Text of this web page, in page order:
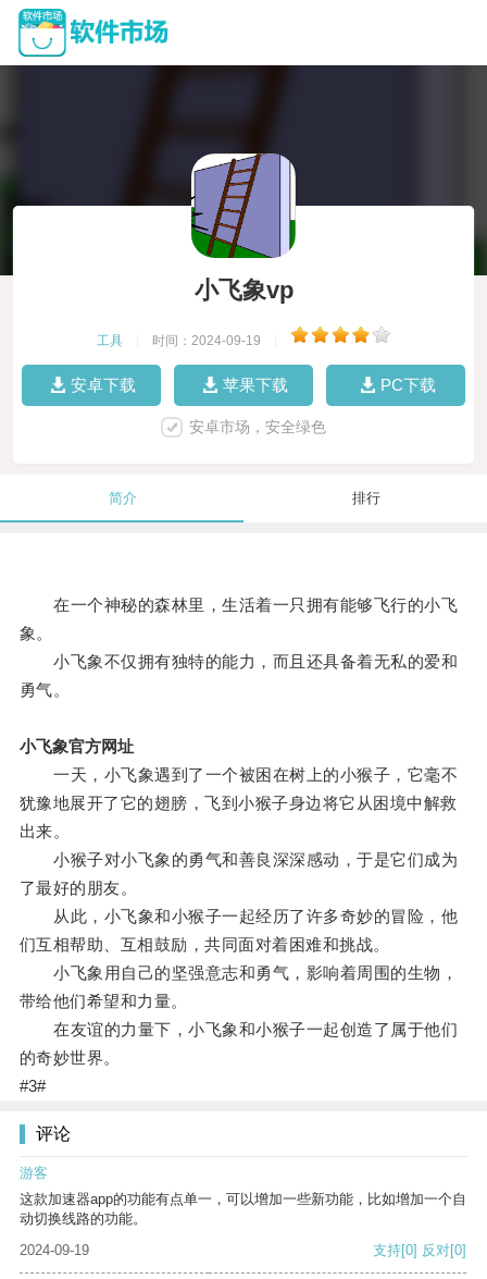
小飞象vp
工具 时间：2024-09-19
安卓下载 苹果下载 PC下载
安卓市场，安全绿色
简介 排行
在一个神秘的森林里，生活着一只拥有能够飞行的小飞
象。
小飞象不仅拥有独特的能力，而且还具备着无私的爱和
勇气。
小飞象官方网址
一天，小飞象遇到了一个被困在树上的小猴子，它毫不
犹豫地展开了它的翅膀，飞到小猴子身边将它从困境中解救
出来。
小猴子对小飞象的勇气和善良深深感动，于是它们成为
了最好的朋友。
从此，小飞象和小猴子一起经历了许多奇妙的冒险，他
们互相帮助、互相鼓励，共同面对着困难和挑战。
小飞象用自己的坚强意志和勇气，影响着周围的生物，
带给他们希望和力量。
在友谊的力量下，小飞象和小猴子一起创造了属于他们
的奇妙世界。
#3#
评论
游客
这款加速器app的功能有点单一，可以增加一些新功能，比如增加一个自
动切换线路的功能。
2024-09-19
支持[0] 反对[0]